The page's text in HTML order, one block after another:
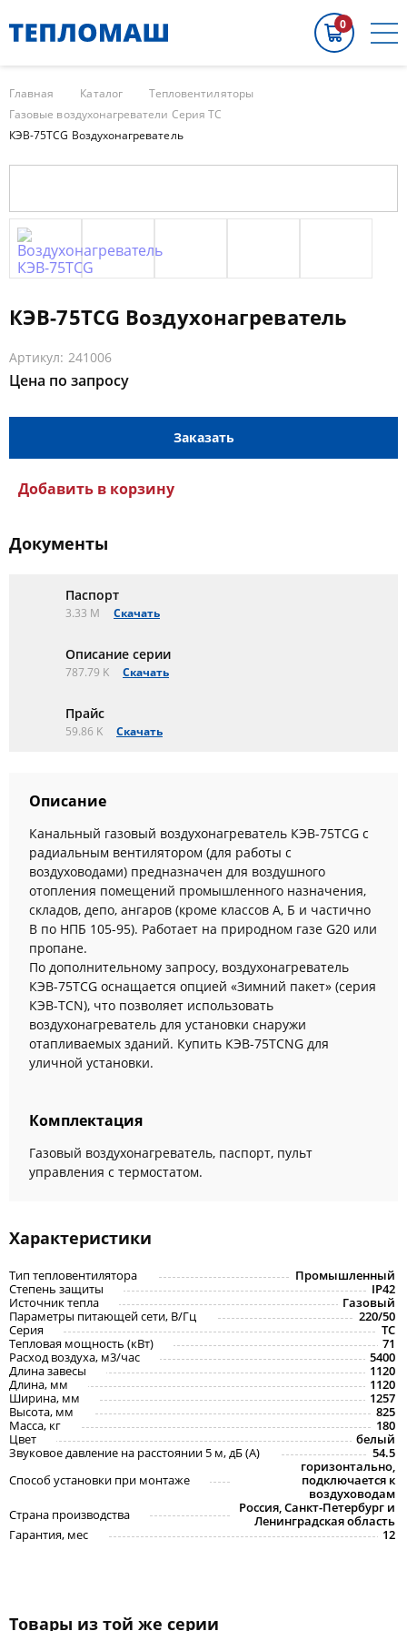
0
Главная Каталог
Тепловентиляторы
Газовые воздухонагреватели Серия TC
КЭВ-75TСG Воздухонагреватель
КЭВ-75TСG Воздухонагреватель
Артикул: 241006
Цена по запросу
Заказать
Добавить в корзину
Документы
Паспорт
3.33 M Скачать
Описание серии
787.79 K Скачать
Прайс
59.86 K Скачать
Описание
Канальный газовый воздухонагреватель КЭВ-75TCG c
радиальным вентилятором (для работы с
воздуховодами) предназначен для воздушного
отопления помещений промышленного назначения,
складов, депо, ангаров (кроме классов А, Б и частично
В по НПБ 105-95). Работает на природном газе G20 или
пропане.
По дополнительному запросу, воздухонагреватель
КЭВ-75TCG оснащается опцией «Зимний пакет» (серия
КЭВ-ТСN), что позволяет использовать
воздухонагреватель для установки снаружи
отапливаемых зданий. Купить КЭВ-75TCNG для
уличной установки.
Комплектация
Газовый воздухонагреватель, паспорт, пульт
управления с термостатом.
Характеристики
Тип тепловентилятора
Промышленный
Степень защиты
IP42
Источник тепла
Газовый
Параметры питающей сети, В/Гц
220/50
Серия
TC
Тепловая мощность (кВт)
71
Расход воздуха, м3/час
5400
Длина завесы
1120
Длина, мм
1120
Ширина, мм
1257
Высота, мм
825
Масса, кг
180
Цвет
белый
Звуковое давление на расстоянии 5 м, дБ (A)
54.5
Способ установки при монтаже
горизонтально,
подключается к
воздуховодам
Страна производства
Россия, Санкт-Петербург и
Ленинградская область
Гарантия, мес
12
Товары из той же серии